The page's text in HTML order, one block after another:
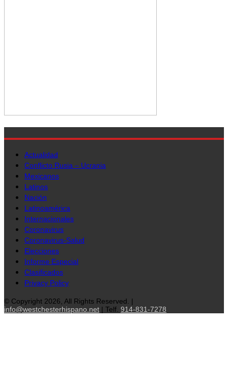
Actualidad
Conflicto Rusia – Ucrania
Mexicanos
Latinos
Nación
Latinoamérica
Internacionales
Coronavirus
Coronavirus-Salud
Elecciones
Informe Especial
Clasificados
Privacy Policy
© Copyright 2026, All Rights Reserved. |
info@westchesterhispano.net | Telf. 914-831-7278